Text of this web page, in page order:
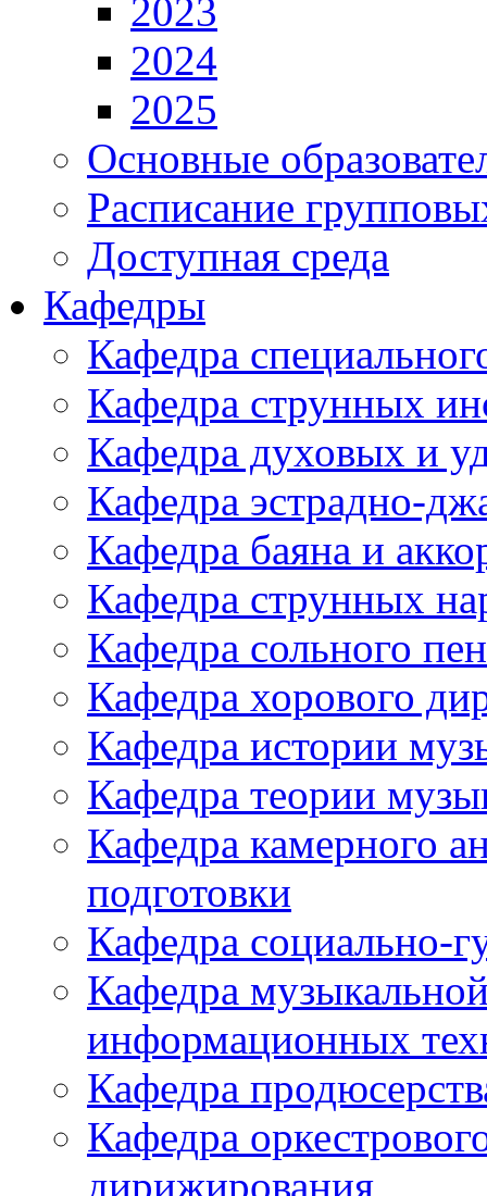
2023
2024
2025
Основные
Расписание
Доступная среда
Кафедры
Кафедра
Кафедра струнных
Кафедра духовых и
Кафедра эстрадно-
Кафедра баяна и
Кафедра струнных
Кафедра сольного
Кафедра хорового
Кафедра истории
Кафедра теории
Кафедра камерного
подготовки
Кафедра социально-
Кафедра
информационных
Кафедра
Кафедра
дирижирования